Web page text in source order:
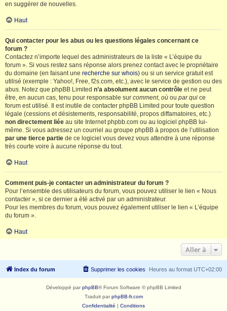
en suggérer de nouvelles.
Haut
Qui contacter pour les abus ou les questions légales concernant ce
forum ?
Contactez n’importe lequel des administrateurs de la liste « L’équipe du
forum ». Si vous restez sans réponse alors prenez contact avec le propriétaire
du domaine (en faisant une recherche sur whois) ou si un service gratuit est
utilisé (exemple : Yahoo!, Free, f2s.com, etc.), avec le service de gestion ou des
abus. Notez que phpBB Limited n’a absolument aucun contrôle et ne peut
être, en aucun cas, tenu pour responsable sur comment, où ou par qui ce
forum est utilisé. Il est inutile de contacter phpBB Limited pour toute question
légale (cessions et désistements, responsabilité, propos diffamatoires, etc.)
non directement liée au site Internet phpbb.com ou au logiciel phpBB lui-
même. Si vous adressez un courriel au groupe phpBB à propos de l’utilisation
par une tierce partie de ce logiciel vous devez vous attendre à une réponse
très courte voire à aucune réponse du tout.
Haut
Comment puis-je contacter un administrateur du forum ?
Pour l’ensemble des utilisateurs du forum, vous pouvez utiliser le lien « Nous
contacter », si ce dernier a été activé par un administrateur.
Pour les membres du forum, vous pouvez également utiliser le lien « L’équipe
du forum ».
Haut
Aller à
Index du forum Heures au format UTC+02:00
Supprimer les cookies
Développé parphpBB® Forum Software © phpBB Limited
Traduit parphpBB-fr.com
Confidentialité | Conditions